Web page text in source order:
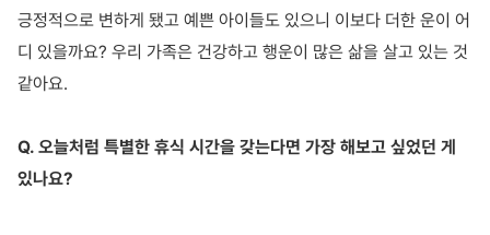
긍정적으로 변하게 됐고 예쁜 아이들도 있으니 이보다 더한 운이 어
디 있을까요? 우리 가족은 건강하고 행운이 많은 삶을 살고 있는 것
같아요.
Q. 오늘처럼 특별한 휴식 시간을 갖는다면 가장 해보고 싶었던 게
있나요?